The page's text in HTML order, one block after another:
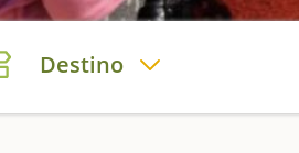
Destino